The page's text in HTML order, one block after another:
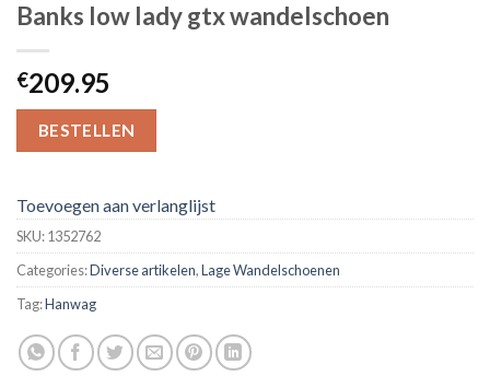
Banks low lady gtx wandelschoen
€209.95
BESTELLEN
Toevoegen aan verlanglijst
SKU:1352762
Categories:Diverse artikelen,Lage Wandelschoenen
Tag:Hanwag